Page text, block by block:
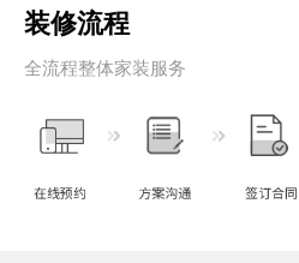
装修流程
全流程整体家装服务